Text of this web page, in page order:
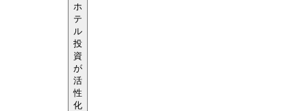
ホ
テ
ル
投
資
が
活
性
化